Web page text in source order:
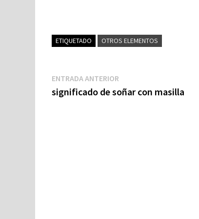
ETIQUETADO OTROS ELEMENTOS
Navegación
de
ENTRADA ANTERIOR
anterior:
significado de soñar con masilla